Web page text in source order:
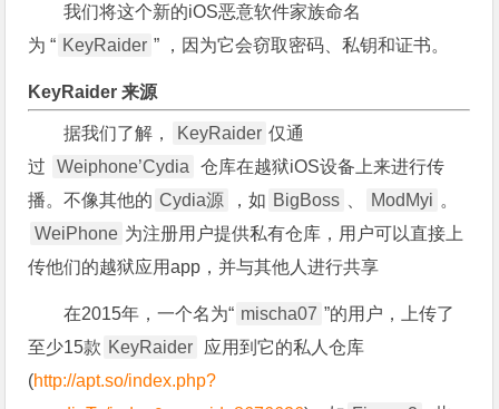
我们将这个新的iOS恶意软件家族命名
为 “ KeyRaider ” ，因为它会窃取密码、私钥和证书。
KeyRaider 来源
据我们了解， KeyRaider 仅通
过
Weiphone’Cydia
仓库在越狱iOS设备上来进行传
播。不像其他的 Cydia源 ，如 BigBoss ModMyi 。
WeiPhone 为注册用户提供私有仓库，用户可以直接上
传他们的越狱应用app，并与其他人进行共享
在2015年，一个名为“ mischa07 ”的用户，上传了
至少15款 KeyRaider
应用到它的私人仓库
(http://apt.so/index.php?